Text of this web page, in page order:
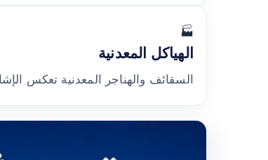
🏭
الهياكل المعدنية
السقائف والهناجر المعدنية تعكس